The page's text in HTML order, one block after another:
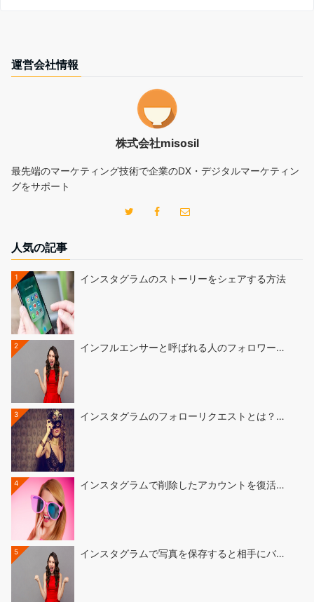
運営会社情報
株式会社misosil
最先端のマーケティング技術で企業のDX・デジタルマーケティン
グをサポート
人気の記事
1 インスタグラムのストーリーをシェアする方法
2 インフルエンサーと呼ばれる人のフォロワー…
3 インスタグラムのフォローリクエストとは？…
4 インスタグラムで削除したアカウントを復活…
5 インスタグラムで写真を保存すると相手にバ…